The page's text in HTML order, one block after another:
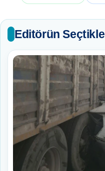
Editörün